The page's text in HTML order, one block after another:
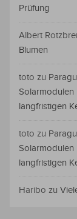
Prüfung
Albert
Blumen
toto zu
Solarmodulen
langfristigen
toto zu
Solarmodulen
langfristigen
Haribo zu